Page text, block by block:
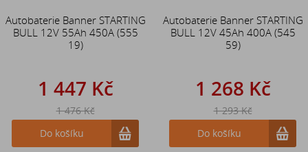
Autobaterie Banner STARTING
BULL 12V 55Ah 450A (555
19)
1 447 Kč
1 476 Kč
Do košíku
Autobaterie Banner STARTING
BULL 12V 45Ah 400A (545
59)
1 268 Kč
1 293 Kč
Do košíku